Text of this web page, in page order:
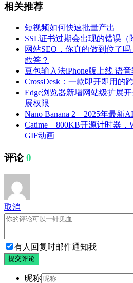
相关推荐
短视频如何快速批量产出
SSL证书过期会出现的错误（
网站SEO，你真的做到位了
敢答？
豆包输入法iPhone版上线 语
CrossDesk：一款即开即用的
Edge浏览器新增网站级扩展
展权限
Nano Banana 2 – 2025年最新
Catime – 800KB开源计时器
GIF动画
评论0
取消
有人回复时邮件通知我
提交评论
昵称